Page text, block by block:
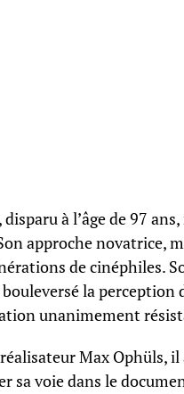
à l’âge de 97
approche novatrice,
de cinéphiles.
la perception
unanimement
Max Ophüls, il
sa voie dans le